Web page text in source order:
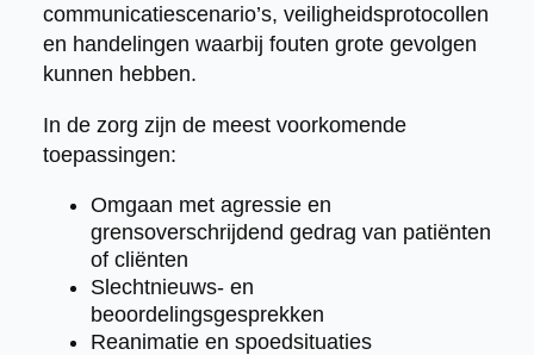
communicatiescenario’s, veiligheidsprotocollen
en handelingen waarbij fouten grote gevolgen
kunnen hebben.
In de zorg zijn de meest voorkomende
toepassingen:
Omgaan met agressie en
grensoverschrijdend gedrag van patiënten
of cliënten
Slechtnieuws- en
beoordelingsgesprekken
Reanimatie en spoedsituaties